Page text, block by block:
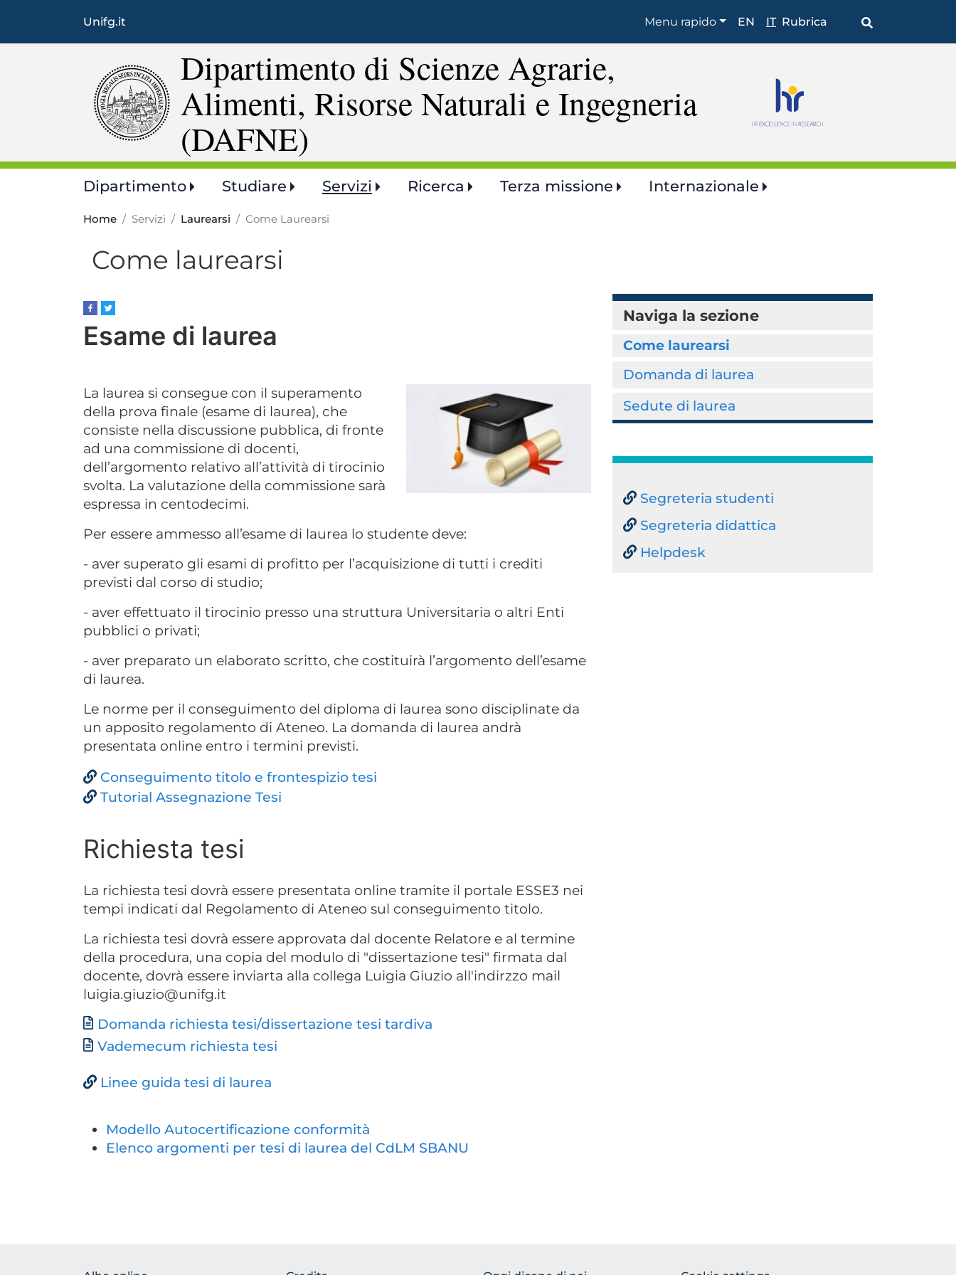
contenuto
principale
Unifg.it Shortcuts
Menu rapido EN IT Rubrica
Dipartimento di Scienze Agrarie,
Alimenti, Risorse Naturali e Ingegneria
(DAFNE)
Main
navigation
Dipartimento Studiare Servizi Ricerca Terza missione Internazionale
Home Servizi Laurearsi Come Laurearsi
Come laurearsi
Esame di laurea
La laurea si consegue con il superamento
della prova finale (esame di laurea), che
consiste nella discussione pubblica, di fronte
ad una commissione di docenti,
dell’argomento relativo all’attività di tirocinio
svolta. La valutazione della commissione sarà
espressa in centodecimi.
Per essere ammesso all’esame di laurea lo studente deve:
- aver superato gli esami di profitto per l’acquisizione di tutti i crediti
previsti dal corso di studio;
- aver effettuato il tirocinio presso una struttura Universitaria o altri Enti
pubblici o privati;
- aver preparato un elaborato scritto, che costituirà l’argomento dell’esame
di laurea.
Le norme per il conseguimento del diploma di laurea sono disciplinate da
un apposito regolamento di Ateneo. La domanda di laurea andrà
presentata online entro i termini previsti.
Conseguimento titolo e frontespizio tesi
Tutorial Assegnazione Tesi
Richiesta tesi
La richiesta tesi dovrà essere presentata online tramite il portale ESSE3 nei
tempi indicati dal Regolamento di Ateneo sul conseguimento titolo.
La richiesta tesi dovrà essere approvata dal docente Relatore e al termine
della procedura, una copia del modulo di "dissertazione tesi" firmata dal
docente, dovrà essere inviarta alla collega Luigia Giuzio all'indirzzo mail
luigia.giuzio@unifg.it
Documento
Domanda richiesta tesi/dissertazione tesi tardiva
Vademecum richiesta tesi
Linee guida tesi di laurea
Modello Autocertificazione conformità
Elenco argomenti per tesi di laurea del CdLM SBANU
Naviga la sezione
Come laurearsi
Domanda di laurea
Sedute di laurea
Segreteria studenti
Segreteria didattica
Helpdesk